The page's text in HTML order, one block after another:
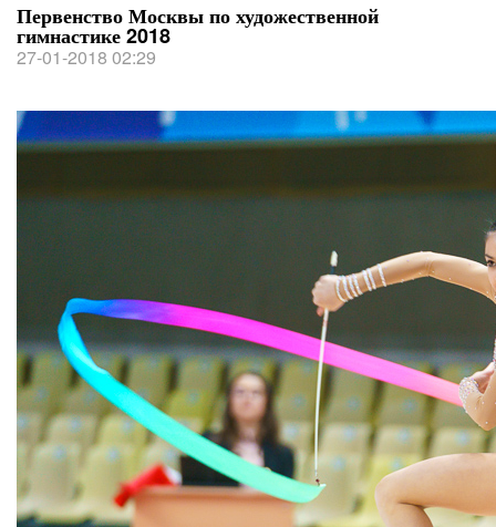
Первенство Москвы по художественной
гимнастике 2018
27-01-2018 02:29